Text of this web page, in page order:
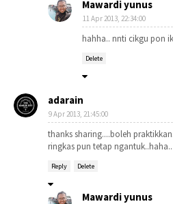
Mawardi yunus
11 Apr 2013, 22:34:00
hahha.. nnti cikgu pon
Delete
adarain
9 Apr 2013, 21:45:00
thanks sharing....boleh
ringkas pun tetap ngantuk..haha..
Reply Delete
Mawardi yunus